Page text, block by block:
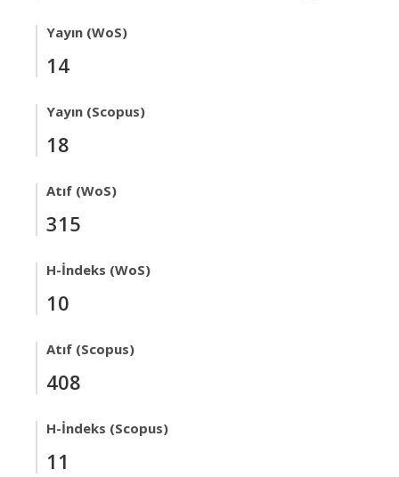
Yayın (WoS)
14
Yayın (Scopus)
18
Atıf (WoS)
315
H-İndeks (WoS)
10
Atıf (Scopus)
408
H-İndeks (Scopus)
11